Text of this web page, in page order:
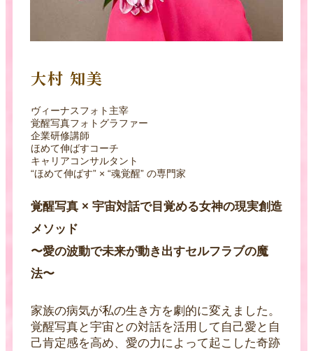
大村 知美
ヴィーナスフォト主宰
覚醒写真フォトグラファー
企業研修講師
ほめて伸ばすコーチ
キャリアコンサルタント
“ほめて伸ばす” × “魂覚醒” の専門家
覚醒写真 × 宇宙対話で目覚める女神の現実創造
メソッド
〜愛の波動で未来が動き出すセルフラブの魔
法〜
家族の病気が私の生き方を劇的に変えました。
覚醒写真と宇宙との対話を活用して自己愛と自
己肯定感を高め、愛の力によって起こした奇跡